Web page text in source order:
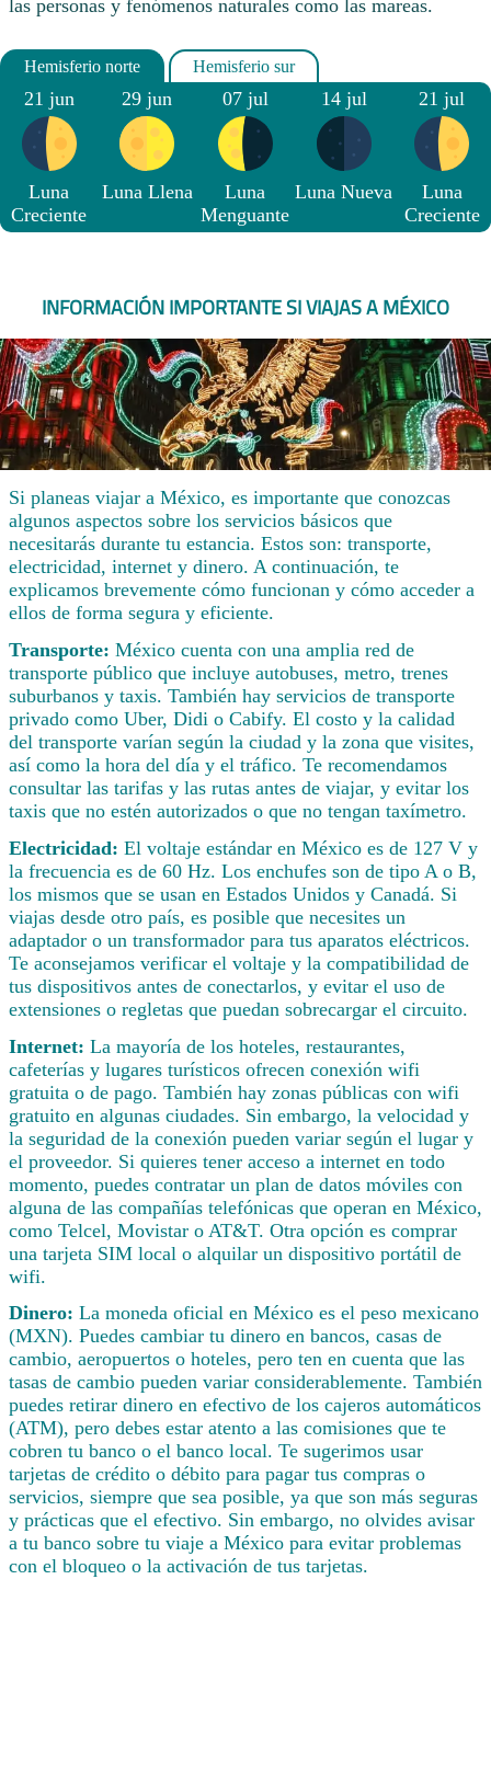
las personas y fenómenos naturales como las mareas.
21 jun
Luna
Creciente
29 jun
Luna Llena
07 jul
Luna
Menguante
14 jul
Luna Nueva
21 jul
Luna
Creciente
INFORMACIÓN IMPORTANTE SI VIAJAS A MÉXICO
Si planeas viajar a México, es importante que conozcas
algunos aspectos sobre los servicios básicos que
necesitarás durante tu estancia. Estos son: transporte,
electricidad, internet y dinero. A continuación, te
explicamos brevemente cómo funcionan y cómo acceder a
ellos de forma segura y eficiente.
Transporte: México cuenta con una amplia red de
transporte público que incluye autobuses, metro, trenes
suburbanos y taxis. También hay servicios de transporte
privado como Uber, Didi o Cabify. El costo y la calidad
del transporte varían según la ciudad y la zona que visites,
así como la hora del día y el tráfico. Te recomendamos
consultar las tarifas y las rutas antes de viajar, y evitar los
taxis que no estén autorizados o que no tengan taxímetro.
Electricidad: El voltaje estándar en México es de 127 V y
la frecuencia es de 60 Hz. Los enchufes son de tipo A o B,
los mismos que se usan en Estados Unidos y Canadá. Si
viajas desde otro país, es posible que necesites un
adaptador o un transformador para tus aparatos eléctricos.
Te aconsejamos verificar el voltaje y la compatibilidad de
tus dispositivos antes de conectarlos, y evitar el uso de
extensiones o regletas que puedan sobrecargar el circuito.
Internet: La mayoría de los hoteles, restaurantes,
cafeterías y lugares turísticos ofrecen conexión wifi
gratuita o de pago. También hay zonas públicas con wifi
gratuito en algunas ciudades. Sin embargo, la velocidad y
la seguridad de la conexión pueden variar según el lugar y
el proveedor. Si quieres tener acceso a internet en todo
momento, puedes contratar un plan de datos móviles con
alguna de las compañías telefónicas que operan en México,
como Telcel, Movistar o AT&T. Otra opción es comprar
una tarjeta SIM local o alquilar un dispositivo portátil de
wifi.
Dinero: La moneda oficial en México es el peso mexicano
(MXN). Puedes cambiar tu dinero en bancos, casas de
cambio, aeropuertos o hoteles, pero ten en cuenta que las
tasas de cambio pueden variar considerablemente. También
puedes retirar dinero en efectivo de los cajeros automáticos
(ATM), pero debes estar atento a las comisiones que te
cobren tu banco o el banco local. Te sugerimos usar
tarjetas de crédito o débito para pagar tus compras o
servicios, siempre que sea posible, ya que son más seguras
y prácticas que el efectivo. Sin embargo, no olvides avisar
a tu banco sobre tu viaje a México para evitar problemas
con el bloqueo o la activación de tus tarjetas.